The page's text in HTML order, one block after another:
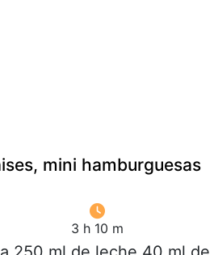
mini hamburguesas
3 h 10 m